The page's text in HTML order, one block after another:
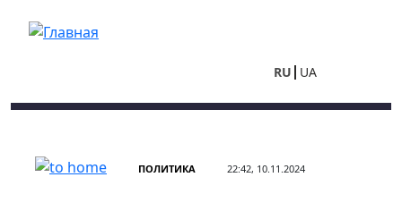
RU UA
ПОЛИТИКА 22:42, 10.11.2024